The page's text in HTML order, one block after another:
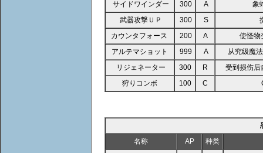
サイドワインダー 300 A
象
武器攻撃ＵＰ
300 S
カウンタフォース
200 A
使怪物
アルテマショット
999 A
从究级魔
リジェネーター
300 R
受到损伤后
狩りコンボ
100 C
名称
AP
种类